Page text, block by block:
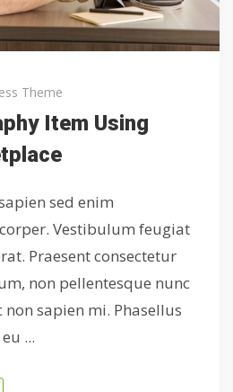
Theme
Item Using
sed enim
Vestibulum feugiat
Praesent consectetur
non pellentesque nunc
sapien mi. Phasellus
...